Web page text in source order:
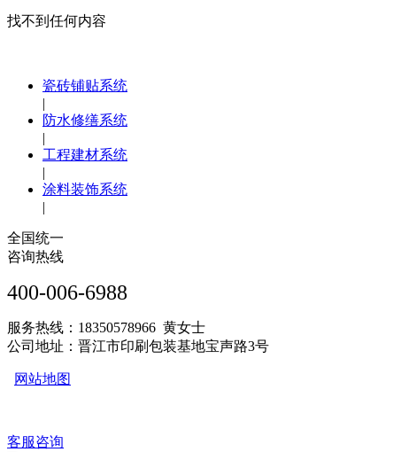
找不到任何内容
瓷砖铺贴系统
|
防水修缮系统
|
工程建材系统
|
涂料装饰系统
|
全国统一
咨询热线
400-006-6988
服务热线：18350578966 黄女士
公司地址：晋江市印刷包装基地宝声路3号
网站地图
客服咨询